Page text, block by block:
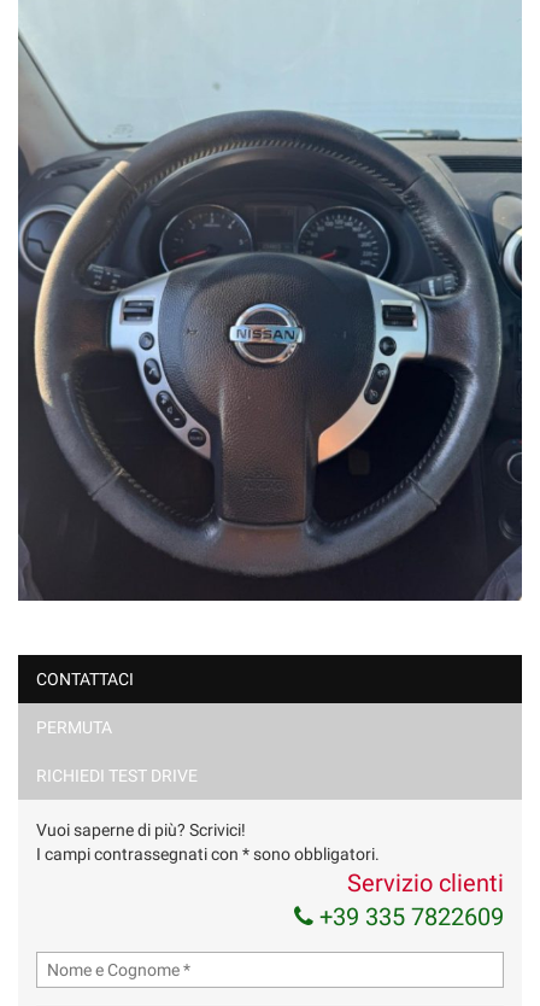
CONTATTACI
PERMUTA
RICHIEDI TEST DRIVE
Vuoi saperne di più? Scrivici!
I campi contrassegnati con * sono obbligatori.
Servizio clienti
+39 335 7822609